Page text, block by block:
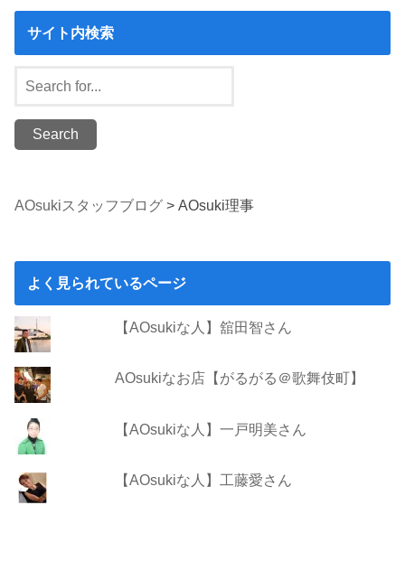
サイト内検索
AOsukiスタッフブログ >AOsuki理事
よく見られているページ
【AOsukiな人】舘田智さん
AOsukiなお店【がるがる＠歌舞伎町】
【AOsukiな人】一戸明美さん
【AOsukiな人】工藤愛さん